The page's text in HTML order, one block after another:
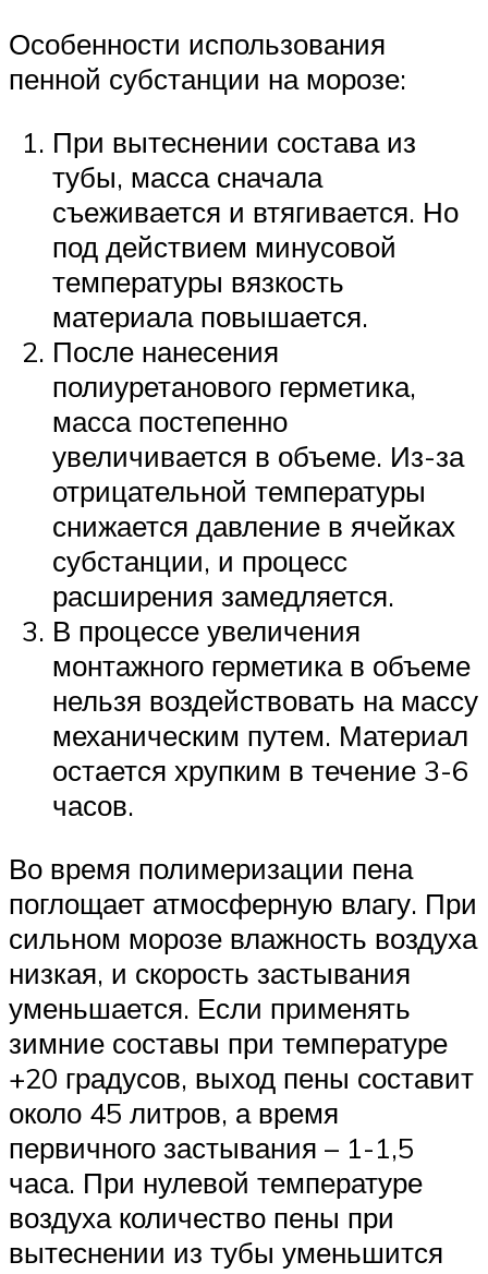
Особенности использования
пенной субстанции на морозе:
При вытеснении состава из
тубы, масса сначала
съеживается и втягивается. Но
под действием минусовой
температуры вязкость
материала повышается.
После нанесения
полиуретанового герметика,
масса постепенно
увеличивается в объеме. Из-за
отрицательной температуры
снижается давление в ячейках
субстанции, и процесс
расширения замедляется.
В процессе увеличения
монтажного герметика в объеме
нельзя воздействовать на массу
механическим путем. Материал
остается хрупким в течение 3-6
часов.
Во время полимеризации пена
поглощает атмосферную влагу. При
сильном морозе влажность воздуха
низкая, и скорость застывания
уменьшается. Если применять
зимние составы при температуре
+20 градусов, выход пены составит
около 45 литров, а время
первичного застывания – 1-1,5
часа. При нулевой температуре
воздуха количество пены при
вытеснении из тубы уменьшится